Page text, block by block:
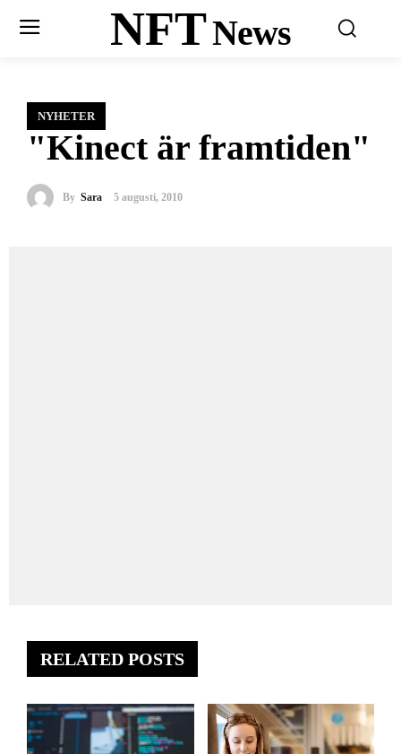
NFTNews
NYHETER
"Kinect är framtiden"
By Sara 5 augusti, 2010
RELATED POSTS